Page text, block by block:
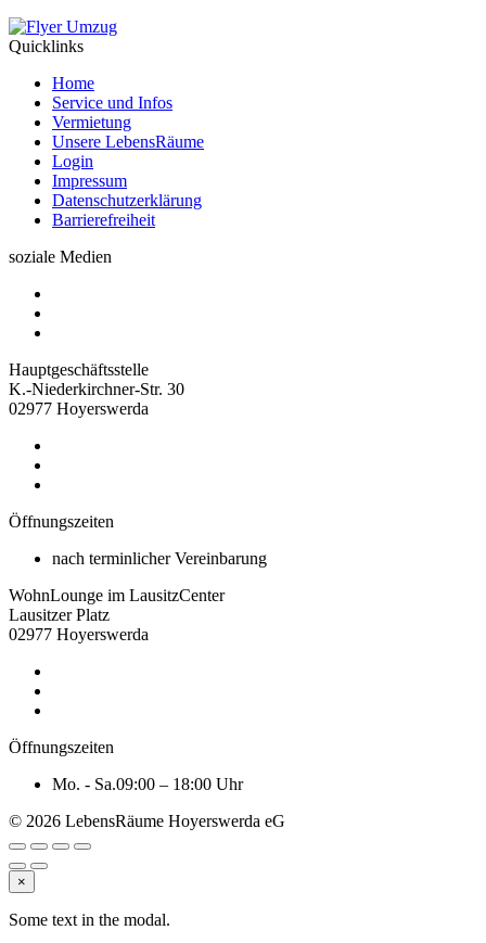
Quicklinks
Home
Service und Infos
Vermietung
Unsere LebensRäume
Login
Impressum
Datenschutzerklärung
Barrierefreiheit
soziale Medien
Hauptgeschäftsstelle
K.-Niederkirchner-Str. 30
02977 Hoyerswerda
Öffnungszeiten
nach terminlicher Vereinbarung
WohnLounge im LausitzCenter
Lausitzer Platz
02977 Hoyerswerda
Öffnungszeiten
Mo. - Sa.09:00 – 18:00 Uhr
© 2026 LebensRäume Hoyerswerda eG
×
Some text in the modal.